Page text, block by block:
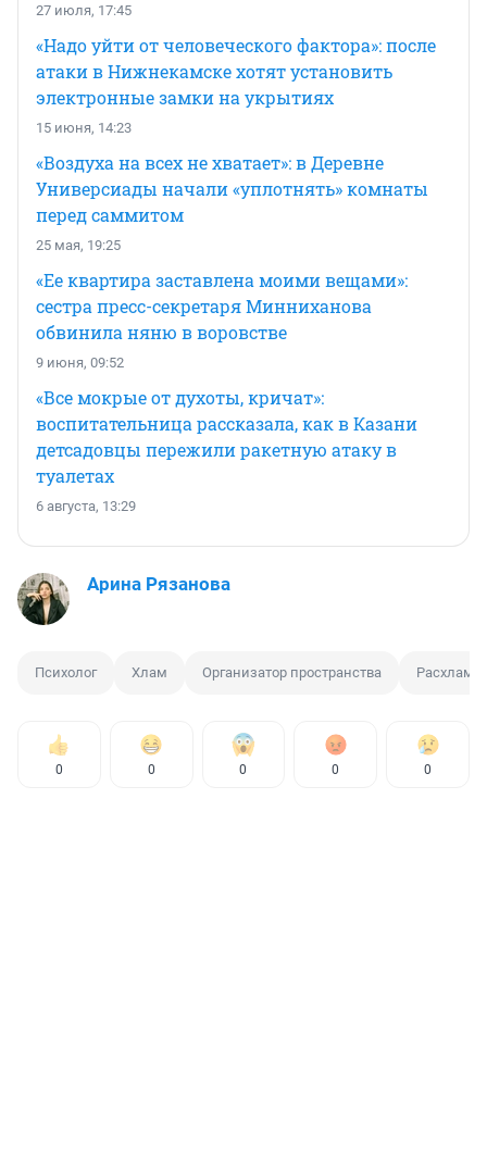
27 июля, 17:45
«Надо уйти от человеческого фактора»: после
атаки в Нижнекамске хотят установить
электронные замки на укрытиях
15 июня, 14:23
«Воздуха на всех не хватает»: в Деревне
Универсиады начали «уплотнять» комнаты
перед саммитом
25 мая, 19:25
«Ее квартира заставлена моими вещами»:
сестра пресс-секретаря Минниханова
обвинила няню в воровстве
9 июня, 09:52
«Все мокрые от духоты, кричат»:
воспитательница рассказала, как в Казани
детсадовцы пережили ракетную атаку в
туалетах
6 августа, 13:29
Арина Рязанова
Психолог Хлам Организатор пространства
0 0 0 0 0